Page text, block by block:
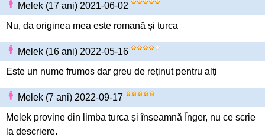
Melek (17 ani) 2021-06-02
Nu, da originea mea este romană și turca
Melek (16 ani) 2022-05-16
Este un nume frumos dar greu de reținut pentru alți
Melek (7 ani) 2022-09-17
Melek provine din limba turca și înseamnă Înger, nu ce scrie
la descriere.